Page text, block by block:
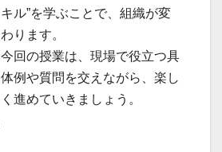
キル”を学ぶことで、組織が変
わります。
今回の授業は、現場で役立つ具
体例や質問を交えながら、楽し
く進めていきましょう。